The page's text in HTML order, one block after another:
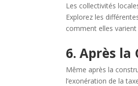
Les collectivités
Explorez les
comment elles varient
6. Après
Même après la
l’exonération de la